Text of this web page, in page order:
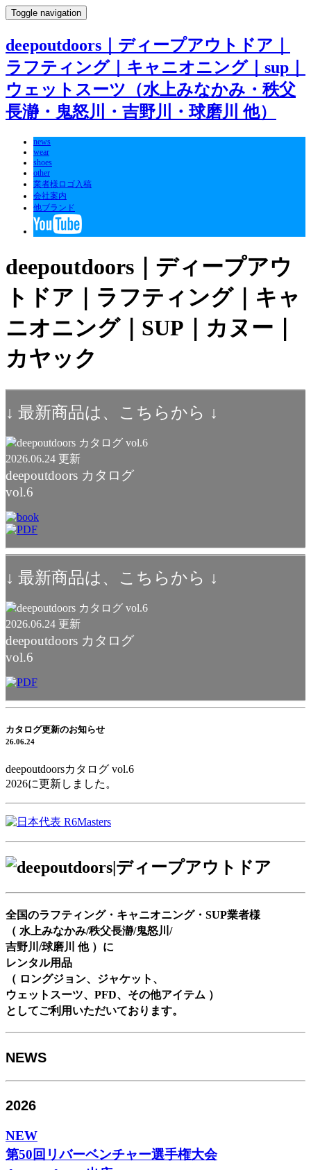
Toggle navigation
deepoutdoors｜ディープアウトドア｜
ラフティング｜キャニオニング｜sup｜
ウェットスーツ（水上みなかみ・秩父
長瀞・鬼怒川・吉野川・球磨川 他）
news
wear
shoes
other
業者様ロゴ入稿
会社案内
他ブランド
deepoutdoors｜ディープアウ
トドア｜ラフティング｜キャ
ニオニング｜SUP｜カヌー｜
カヤック
↓ 最新商品は、こちらから ↓
2026.06.24 更新
deepoutdoors カタログ
vol.6
↓ 最新商品は、こちらから ↓
2026.06.24 更新
deepoutdoors カタログ
vol.6
カタログ更新のお知らせ
26.06.24
deepoutdoorsカタログ vol.6
2026に更新しました。
全国のラフティング・キャニオニング・SUP業者様
（ 水上みなかみ/秩父長瀞/鬼怒川/
吉野川/球磨川 他 ）に
レンタル用品
（ ロングジョン、ジャケット、
ウェットスーツ、PFD、その他アイテム ）
としてご利用いただいております。
NEWS
2026
NEW
第50回リバーベンチャー選手権大会